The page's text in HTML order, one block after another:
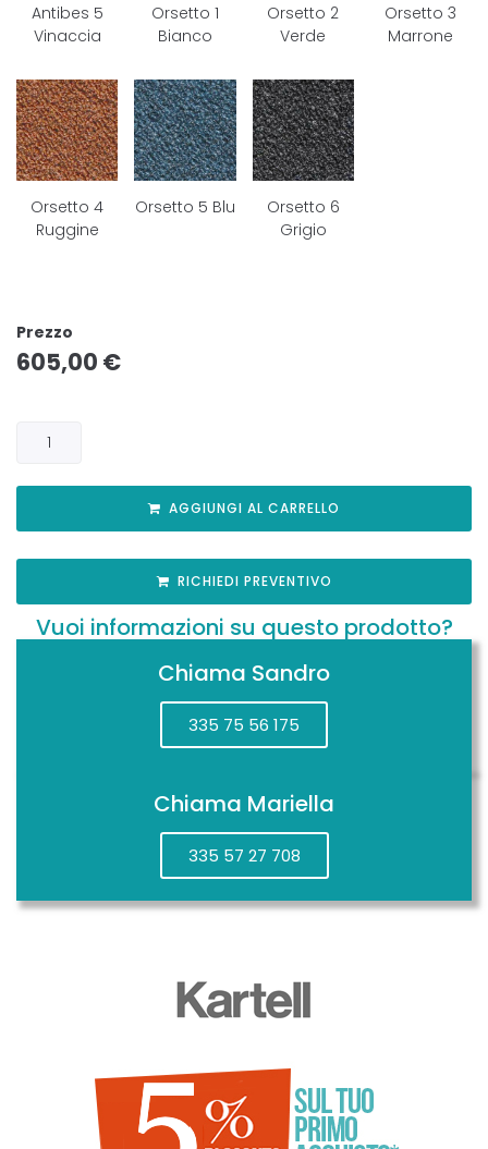
Antibes 5
Vinaccia
Orsetto 1
Bianco
Orsetto 2
Verde
Orsetto 3
Marrone
Orsetto 4
Ruggine
Orsetto 5 Blu
Orsetto 6
Grigio
Prezzo
605,00 €
AGGIUNGI AL CARRELLO
RICHIEDI PREVENTIVO
Vuoi informazioni su questo prodotto?
Chiama Sandro
335 75 56 175
Chiama Mariella
335 57 27 708